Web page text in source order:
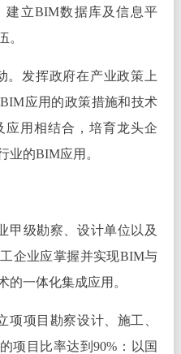
建立BIM数据库及信息平
。
。发挥政府在产业政策上
应用的政策措施和技术
用相结合，培育龙头企
业的BIM应用。
甲级勘察、设计单位以及
企业应掌握并实现BIM与
的一体化集成应用。
项项目勘察设计、施工、
项目比率达到90%：以国